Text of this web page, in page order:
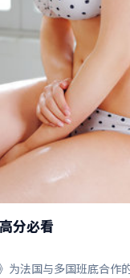
分必看
为法国与多国班底合作